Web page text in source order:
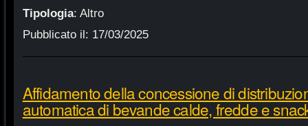
Tipologia: Altro
Pubblicato il: 17/03/2025
Affidamento della concessione di
automatica di bevande calde, fredde e